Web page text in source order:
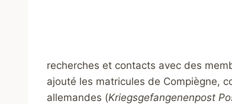
recherches et contacts avec des
ajouté les matricules de Compiègne,
allemandes (Kriegsgefangenenpost